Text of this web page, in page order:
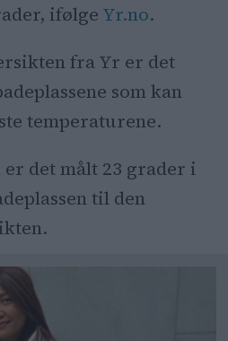
ifølge Yr.no.
fra Yr er det
som kan
temperaturene.
er det målt 23 grader i
til den